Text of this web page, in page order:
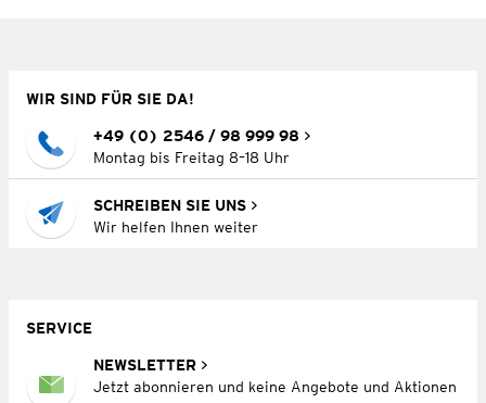
WIR SIND FÜR SIE DA!
+49 (0) 2546 / 98 999 98
Montag bis Freitag 8–18 Uhr
SCHREIBEN SIE UNS
Wir helfen Ihnen weiter
SERVICE
NEWSLETTER
Jetzt abonnieren und keine Angebote und Aktionen